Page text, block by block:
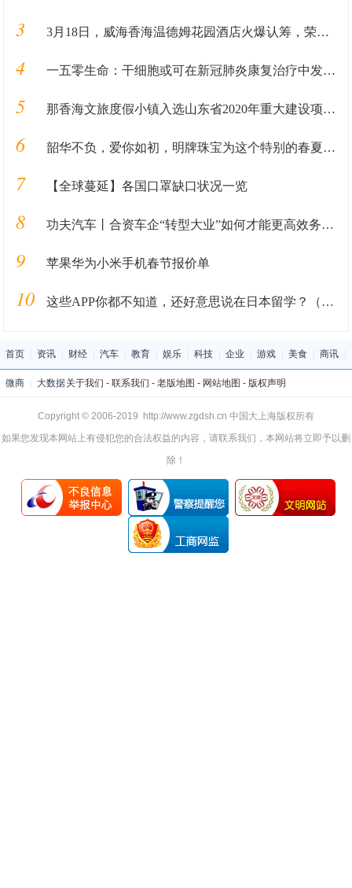
3
3月18日，威海香海温德姆花园酒店火爆认筹，荣耀开盘！
4 一五零生命：干细胞或可在新冠肺炎康复治疗中发挥重要作用
5 那香海文旅度假小镇入选山东省2020年重大建设项目名单
6 韶华不负，爱你如初，明牌珠宝为这个特别的春夏送一抹甜
7 【全球蔓延】各国口罩缺口状况一览
8 功夫汽车丨合资车企“转型大业”如何才能更高效务实？这家车企做了一次有益尝试！
9 苹果华为小米手机春节报价单
10 这些APP你都不知道，还好意思说在日本留学？（人在日本篇）
首页 资讯 财经 汽车 教育 娱乐 科技 企业 游戏 美食 商讯
微商 大数据关于我们 - 联系我们 - 老版地图 - 网站地图 - 版权声明
Copyright © 2006-2019 http://www.zgdsh.cn 中国大上海版权所有
如果您发现本网站上有侵犯您的合法权益的内容，请联系我们，本网站将立即予以删
除！